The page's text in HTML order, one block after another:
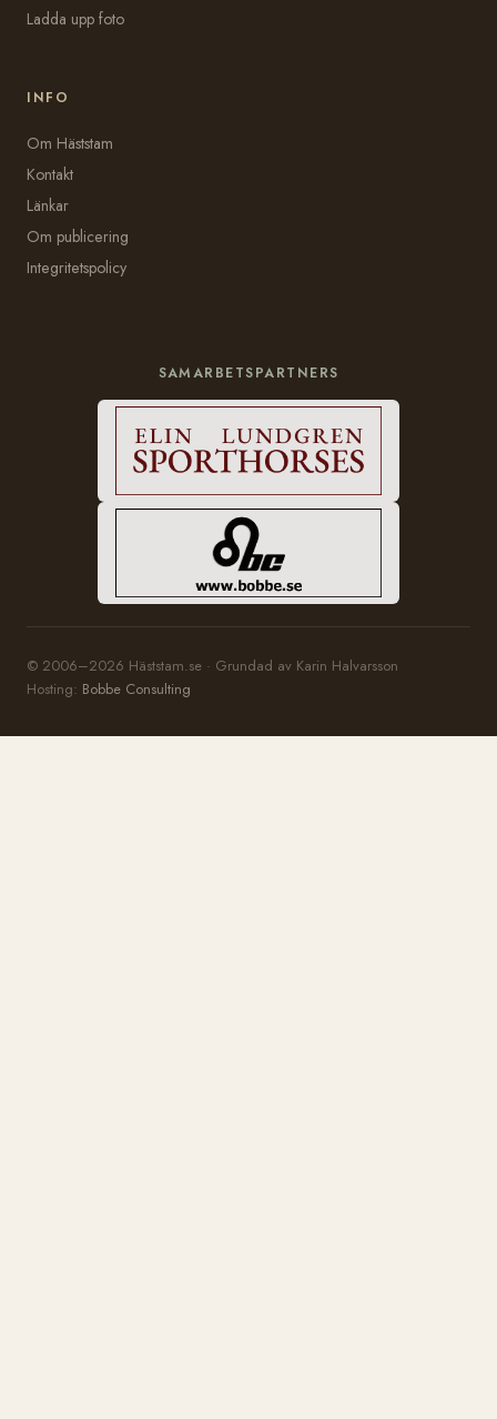
Ladda upp foto
INFO
Om Häststam
Kontakt
Länkar
Om publicering
Integritetspolicy
SAMARBETSPARTNERS
© 2006–2026 Häststam.se · Grundad av Karin Halvarsson
Hosting: Bobbe Consulting